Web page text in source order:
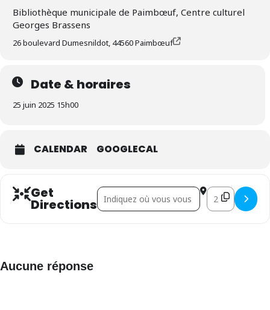
Bibliothèque municipale de Paimbœuf, Centre culturel
Georges Brassens
26 boulevard Dumesnildot, 44560 Paimbœuf
Date & horaires
25 juin 2025 15h00
CALENDAR GOOGLECAL
Get
Directions
Address - L'heure du conte []Destination
Aucune réponse